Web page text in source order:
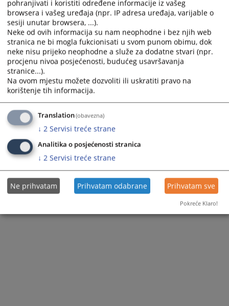
Prateći dokumenti
65 0 Rs 1090793 25 Rsž - Poništenje odluke o otkazu
ugovora
273
pohranjivati i koristiti određene informacije iz vašeg
browsera i vašeg uređaja (npr. IP adresa uređaja, varijable o
sesiji unutar browsera, ...).
Neke od ovih informacija su nam neophodne i bez njih web
stranica ne bi mogla fukcionisati u svom punom obimu, dok
neke nisu prijeko neophodne a služe za dodatne stvari (npr.
procjenu nivoa posjećenosti, budućeg usavršavanja
stranice...).
Na ovom mjestu možete dozvoliti ili uskratiti pravo na
korištenje tih informacija.
Translation(obavezna)
↓ 2 Servisi treće strane
Analitika o posjećenosti stranica
↓ 2 Servisi treće strane
Ne prihvatam Prihvatam odabrane Prihvatam sve
Pokreće Klaro!